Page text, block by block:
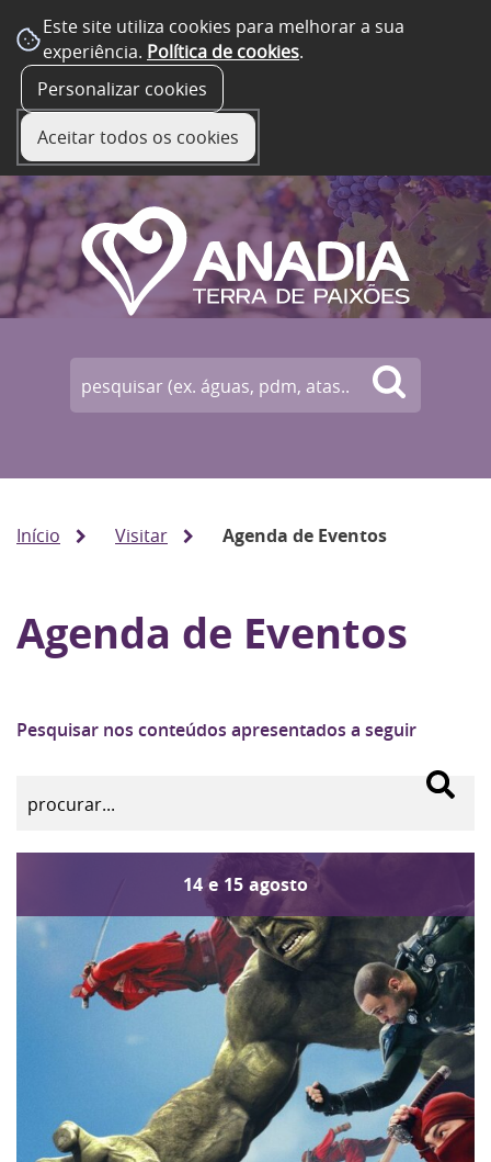
Este site utiliza cookies para melhorar a sua
experiência. Política de cookies.
Personalizar cookies
Aceitar todos os cookies
Início Visitar Agenda de Eventos
Agenda de Eventos
Pesquisar nos conteúdos apresentados a seguir
14 e 15 agosto